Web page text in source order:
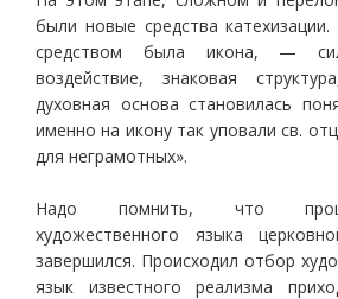
были новые средства
средством была икона, —
воздействие, знаковая
духовная основа становилась
именно на икону так уповали св.
для неграмотных».
Надо помнить, что
художественного языка
завершился. Происходил отбор
язык известного реализма